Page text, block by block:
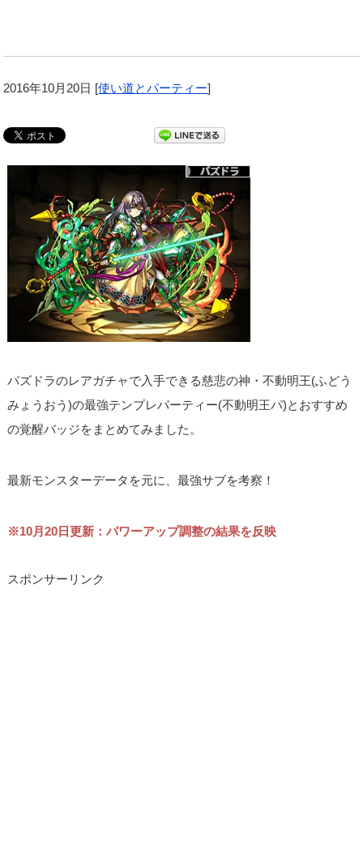
2016年10月20日 [使い道とパーティー]
パズドラのレアガチャで入手できる慈悲の神・不動明王(ふどう
みょうおう)の最強テンプレパーティー(不動明王パ)とおすすめ
の覚醒バッジをまとめてみました。
最新モンスターデータを元に、最強サブを考察！
※10月20日更新：パワーアップ調整の結果を反映
スポンサーリンク